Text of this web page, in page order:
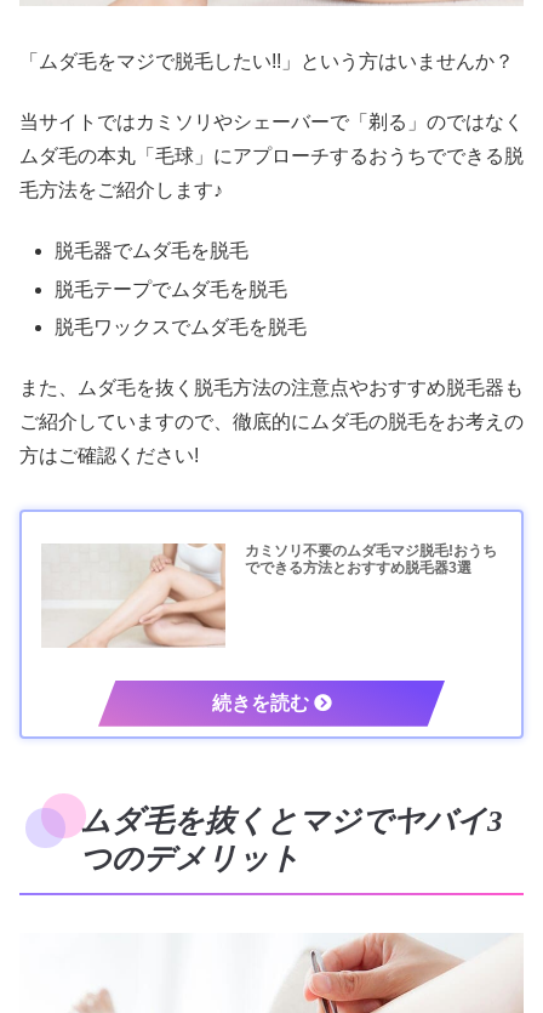
「ムダ毛をマジで脱毛したい!!」という方はいませんか？
当サイトではカミソリやシェーバーで「剃る」のではなく
ムダ毛の本丸「毛球」にアプローチするおうちでできる脱
毛方法をご紹介します♪
脱毛器でムダ毛を脱毛
脱毛テープでムダ毛を脱毛
脱毛ワックスでムダ毛を脱毛
また、ムダ毛を抜く脱毛方法の注意点やおすすめ脱毛器も
ご紹介していますので、徹底的にムダ毛の脱毛をお考えの
方はご確認ください!
カミソリ不要のムダ毛マジ脱毛!おうち
でできる方法とおすすめ脱毛器3選
ムダ毛を抜くとマジでヤバイ3
つのデメリット